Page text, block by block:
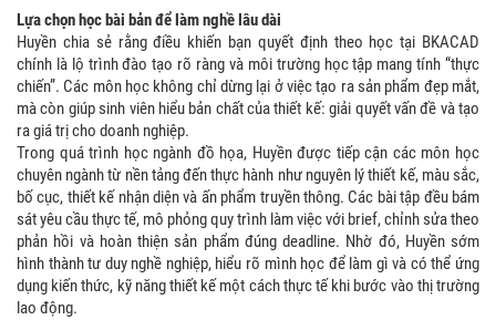
Lựa chọn học bài bản để làm nghề lâu dài
Huyền chia sẻ rằng điều khiến bạn quyết định theo học tại BKACAD
chính là lộ trình đào tạo rõ ràng và môi trường học tập mang tính “thực
chiến”. Các môn học không chỉ dừng lại ở việc tạo ra sản phẩm đẹp mắt,
mà còn giúp sinh viên hiểu bản chất của thiết kế: giải quyết vấn đề và tạo
ra giá trị cho doanh nghiệp.
Trong quá trình học ngành đồ họa, Huyền được tiếp cận các môn học
chuyên ngành từ nền tảng đến thực hành như nguyên lý thiết kế, màu sắc,
bố cục, thiết kế nhận diện và ấn phẩm truyền thông. Các bài tập đều bám
sát yêu cầu thực tế, mô phỏng quy trình làm việc với brief, chỉnh sửa theo
phản hồi và hoàn thiện sản phẩm đúng deadline. Nhờ đó, Huyền sớm
hình thành tư duy nghề nghiệp, hiểu rõ mình học để làm gì và có thể ứng
dụng kiến thức, kỹ năng thiết kế một cách thực tế khi bước vào thị trường
lao động.